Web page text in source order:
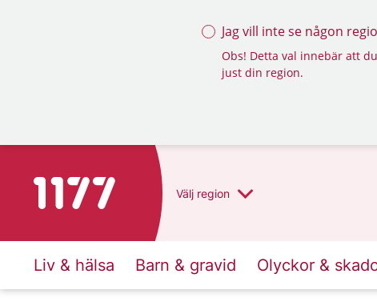
Jag vill inte se någon
Obs! Detta val innebär att
just din region.
Till startsidan för 1177 Välj region
Liv & hälsa Barn & gravid Olyckor &